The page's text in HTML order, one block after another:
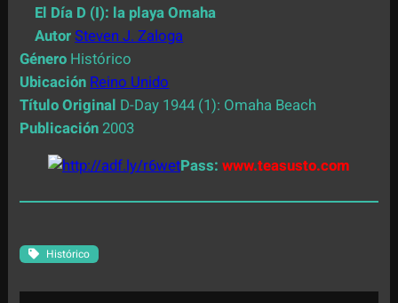
El Día D (I): la playa Omaha
AutorSteven J. Zaloga
Género Histórico
Ubicación Reino Unido
Título Original D-Day 1944 (1): Omaha Beach
Publicación 2003
Pass: www.teasusto.com
Histórico